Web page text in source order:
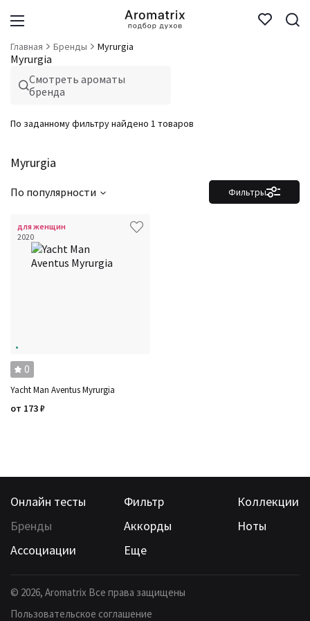
Главная Бренды Myrurgia
Myrurgia
Смотреть ароматы
бренда
Myrurgia
По заданному фильтру найдено 1 товаров
Фильтры
По популярности
Для кого
для женщин
2020
0
Yacht Man Aventus Myrurgia
от 173₽
Онлайн тесты Фильтр
Коллекции
Бренды
Аккорды
Ноты
Ассоциации
Еще
© 2026, Aromatrix Все права защищены
Пользовательское соглашение